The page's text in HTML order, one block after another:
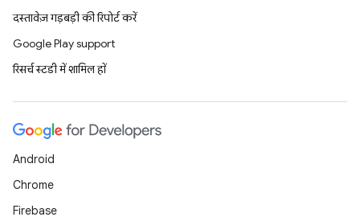
दस्तावेज़ गड़बड़ी की रिपोर्ट करें
Google Play support
रिसर्च स्टडी में शामिल हों
Android
Chrome
Firebase